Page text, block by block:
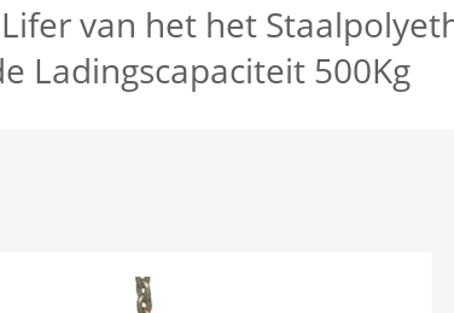
van het het
Ladingscapaciteit 500Kg